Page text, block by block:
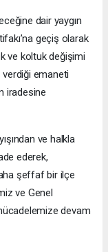
dair yaygın
geçiş olarak
ve koltuk değişimi
verdiği emaneti
iradesine
ve halkla
ederek,
şeffaf bir ilçe
ve Genel
devam